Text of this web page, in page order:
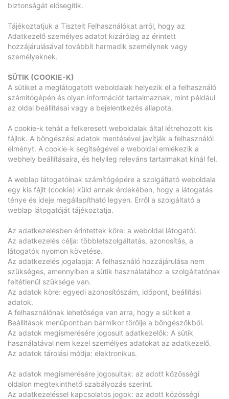
biztonságát elősegítik.
Tájékoztatjuk a Tisztelt Felhasználókat arról, hogy az
Adatkezelő személyes adatot kizárólag az érintett
hozzájárulásával továbbít harmadik személynek vagy
személyeknek.
SÜTIK (COOKIE-K)
A sütiket a meglátogatott weboldalak helyezik el a felhasználó
számítógépén és olyan információt tartalmaznak, mint például
az oldal beállításai vagy a bejelentkezés állapota.
A cookie-k tehát a felkeresett weboldalak által létrehozott kis
fájlok. A böngészési adatok mentésével javítják a felhasználói
élményt. A cookie-k segítségével a weboldal emlékezik a
webhely beállításaira, és helyileg releváns tartalmakat kínál fel.
A weblap látogatóinak számítógépére a szolgáltató weboldala
egy kis fájlt (cookie) küld annak érdekében, hogy a látogatás
ténye és ideje megállapítható legyen. Erről a szolgáltató a
weblap látogatóját tájékoztatja.
Az adatkezelésben érintettek köre: a weboldal látogatói.
Az adatkezelés célja: többletszolgáltatás, azonosítás, a
látogatók nyomon követése.
Az adatkezelés jogalapja: A felhasználó hozzájárulása nem
szükséges, amennyiben a sütik használatához a szolgáltatónak
feltétlenül szüksége van.
Az adatok köre: egyedi azonosítószám, időpont, beállítási
adatok.
A felhasználónak lehetősége van arra, hogy a sütiket a
Beállítások menüpontban bármikor törölje a böngészőkből.
Az adatok megismerésére jogosult adatkezelők: A sütik
használatával nem kezel személyes adatokat az adatkezelő.
Az adatok tárolási módja: elektronikus.
Az adatok megismerésére jogosultak: az adott közösségi
oldalon megtekinthető szabályozás szerint.
Az adatkezeléssel kapcsolatos jogok: az adott közösségi